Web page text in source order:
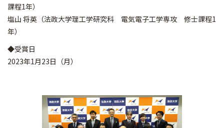
課程1年）
塩山 将英（法政大学理工学研究科 電気電子工学専攻 修士課程1
年）
◆受賞日
2023年1月23日（月）